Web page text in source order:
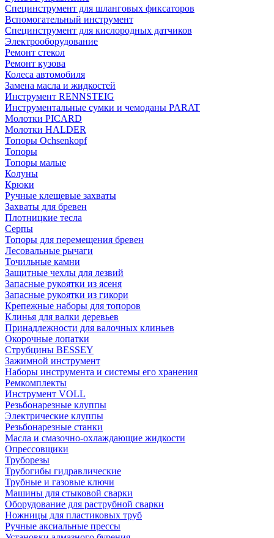
Специнструмент для шланговых фиксаторов
Вспомогательный инструмент
Специнструмент для кислородных датчиков
Электрооборудование
Ремонт стекол
Ремонт кузова
Колеса автомобиля
Замена масла и жидкостей
Инструмент RENNSTEIG
Инструментальные сумки и чемоданы PARAT
Молотки PICARD
Молотки HALDER
Топоры Ochsenkopf
Топоры
Топоры малые
Колуны
Крюки
Ручные клещевые захваты
Захваты для бревен
Плотницкие тесла
Серпы
Топоры для перемещения бревен
Лесовальные рычаги
Точильные камни
Защитные чехлы для лезвий
Запасные рукоятки из ясеня
Запасные рукоятки из гикори
Крепежные наборы для топоров
Клинья для валки деревьев
Принадлежности для валочных клиньев
Окорочные лопатки
Струбцины BESSEY
Зажимной инструмент
Наборы инструмента и системы его хранения
Ремкомплекты
Инструмент VOLL
Резьбонарезные клуппы
Электрические клуппы
Резьбонарезные станки
Масла и смазочно-охлаждающие жидкости
Опрессовщики
Труборезы
Трубогибы гидравлические
Трубные и газовые ключи
Машины для стыковой сварки
Оборудование для раструбной сварки
Ножницы для пластиковых труб
Ручные аксиальные прессы